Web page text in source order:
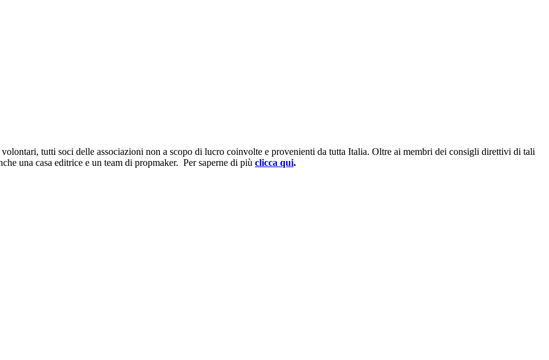
tutti soci delle associazioni non a scopo di lucro coinvolte e provenienti da tutta Italia. Oltre ai membri dei consigli direttivi di tali
una casa editrice e un team di propmaker. Per saperne di più clicca qui.